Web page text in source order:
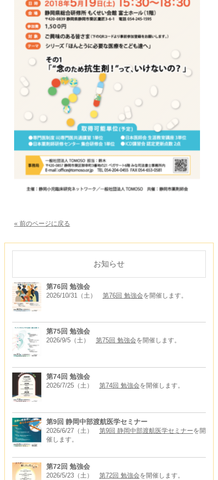
« 前のページに戻る
お知らせ
第76回 勉強会
2026/10/31（土） 第76回 勉強会を開催します。
第75回 勉強会
2026/9/5（土） 第75回 勉強会を開催します。
第74回 勉強会
2026/7/25（土） 第74回 勉強会を開催します。
第9回 静岡中部渡航医学セミナー
2026/6/27（土） 第9回 静岡中部渡航医学セミナーを開
催します。
第72回 勉強会
2026/5/23（土） 第72回 勉強会を開催します。